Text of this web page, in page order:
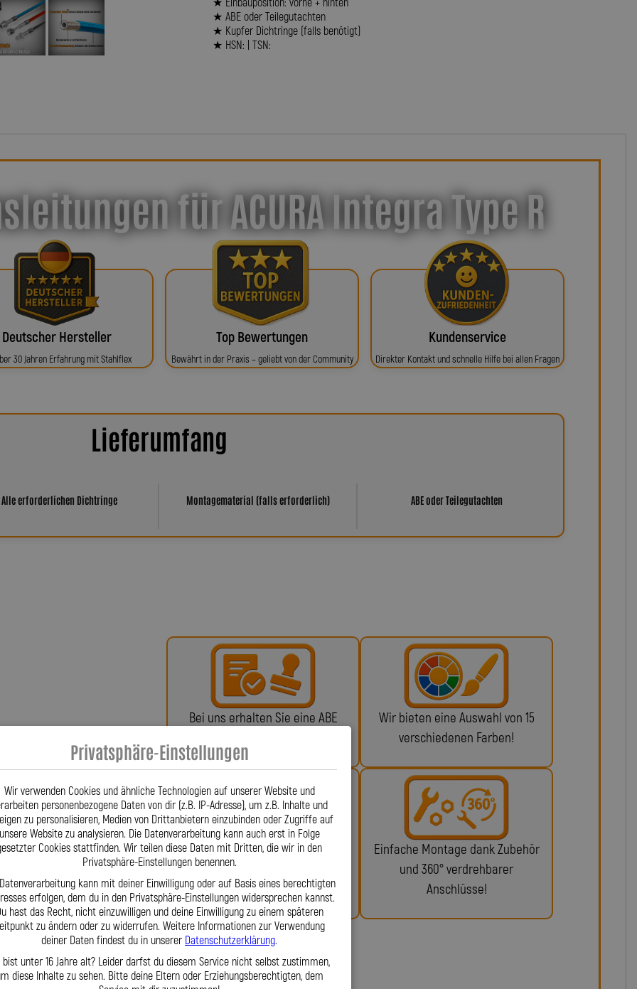
★ Einbauposition: vorne + hinten
★ ABE oder Teilegutachten
★ Kupfer Dichtringe (falls benötigt)
★ HSN: | TSN:
für ACURA Integra Type R
Deutscher Hersteller
30 Jahren Erfahrung mit Stahlflex
Top Bewertungen
Bewährt in der Praxis – geliebt von der Community
Kundenservice
Direkter Kontakt und schnelle Hilfe bei allen Fragen
Lieferumfang
Alle erforderlichen Dichtringe Montagematerial (falls erforderlich) ABE oder Teilegutachten
Stahlflex-Leitungen sind aus dem
Für Fahrzeuge wie ACURA Integra
wir passgenaue Leitungen –
auf Basis unserer
wenn Fahrzeughersteller sagen
Lagerbestand und moderner
und höchste Qualität.
per E-Mail oder persönlich zur
entscheiden Sie sich für einen
Kits als auch maßgeschneiderte
und mit Leidenschaft gefertigt.
Bei uns erhalten Sie eine ABE
Wir bieten eine Auswahl von 15
verschiedenen Farben!
Fragen? Unser Team ist täglich
per Telefon oder Mail für Sie da.
Einfache Montage dank Zubehör
und 360° verdrehbarer
Anschlüsse!
Privatsphäre-Einstellungen
Wir verwenden Cookies und ähnliche Technologien auf unserer Website und
personenbezogene Daten von dir (z.B. IP-Adresse), um z.B. Inhalte und
zu personalisieren, Medien von Drittanbietern einzubinden oder Zugriffe auf
unsere Website zu analysieren. Die Datenverarbeitung kann auch erst in Folge
Cookies stattfinden. Wir teilen diese Daten mit Dritten, die wir in den
Privatsphäre-Einstellungen benennen.
kann mit deiner Einwilligung oder auf Basis eines berechtigten
erfolgen, dem du in den Privatsphäre-Einstellungen widersprechen kannst.
hast das Recht, nicht einzuwilligen und deine Einwilligung zu einem späteren
zu ändern oder zu widerrufen. Weitere Informationen zur Verwendung
deiner Daten findest du in unserer Datenschutzerklärung.
bist unter 16 Jahre alt? Leider darfst du diesem Service nicht selbst zustimmen,
diese Inhalte zu sehen. Bitte deine Eltern oder Erziehungsberechtigten, dem